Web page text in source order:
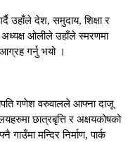
उहाँले देश, समुदाय, शिक्षा र
अध्यक्ष ओलीले उहाँले स्मरणमा
आग्रह गर्नु भयो ।
गणेश वरुवालले आफ्ना दाजू
छात्रबृत्ति र अक्षयकोषको
मन्दिर निर्माण, पार्क